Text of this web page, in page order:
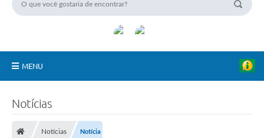
MENU
Notícias
Notícias Notícia